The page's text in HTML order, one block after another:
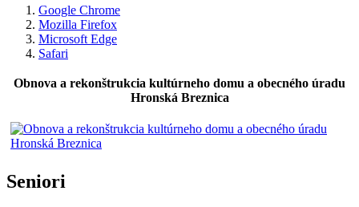
Google Chrome
Mozilla Firefox
Microsoft Edge
Safari
Obnova a rekonštrukcia kultúrneho domu a obecného úradu
Hronská Breznica
Seniori